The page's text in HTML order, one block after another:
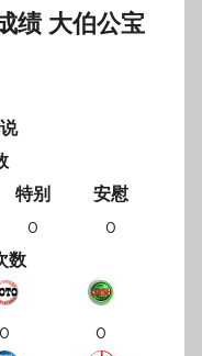
绩 大伯公宝
特别
安慰
0
0
数
0 0